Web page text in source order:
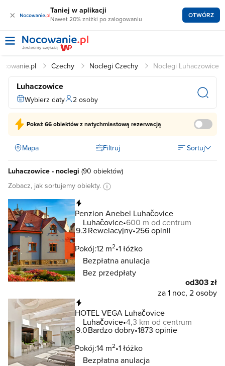
× Taniej w aplikacji
Nawet 20% zniżki po zalogowaniu OTWÓRZ
Czechy Noclegi Czechy Noclegi Luhaczowice
Luhaczowice
Wybierz daty 2 osoby
Pokaż66 obiektówz natychmiastową rezerwacją
Mapa Filtruj Sortuj
Luhaczowice - noclegi (90 obiektów)
Zobacz, jak sortujemy obiekty.
Penzion Anebel Luhačovice
Luhačovice 600 m od centrum
9.3Rewelacyjny 256 opinii
Pokój:12 m2 1 łóżko
Bezpłatna anulacja
Bez przedpłaty
od303 zł
za 1 noc, 2 osoby
HOTEL VEGA Luhačovice
Luhačovice 4,3 km od centrum
9.0Bardzo dobry 1873 opinie
Pokój:14 m2 1 łóżko
Bezpłatna anulacja